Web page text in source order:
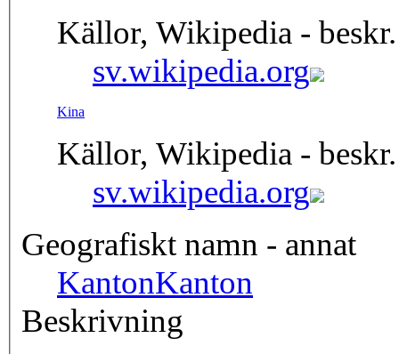
Källor, Wikipedia -
sv.wikipedia.org
Kina
Källor, Wikipedia -
sv.wikipedia.org
Geografiskt namn - annat
KantonKanton
Beskrivning